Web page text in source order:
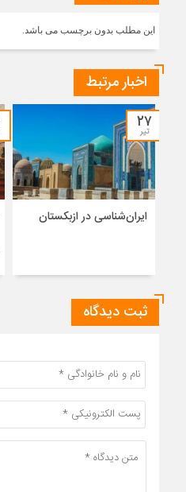
این مطلب بدون برچسب می باشد.
اخبار مرتبط
۲۷
تیر
ایران‌شناسی در ازبکستان
ثبت دیدگاه